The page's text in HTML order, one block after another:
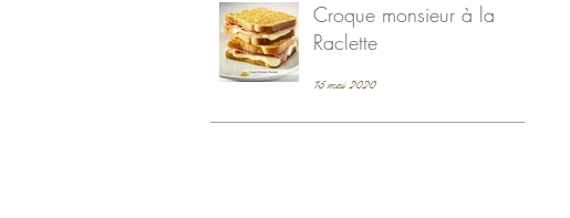
Croque monsieur à la
Raclette
15 mai 2020